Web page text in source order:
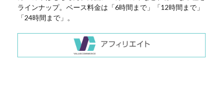
ラインナップ。ベース料金は「6時間まで」「12時間まで」
「24時間まで」。